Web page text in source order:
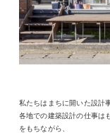
私たちはまちに開いた設計
各地での建築設計の仕事は
をもちながら、